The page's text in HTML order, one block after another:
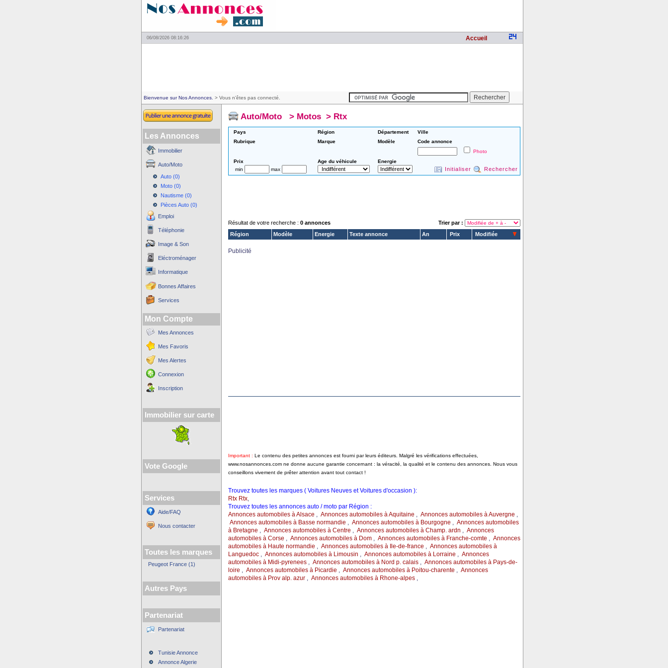
06/08/2026 08:16:26 Accueil
Bienvenue sur Nos Annonces. > Vous n'êtes pas connecté.
Les Annonces
Immobilier
Auto/Moto
Auto (0)
Moto (0)
Nautisme (0)
Pièces Auto (0)
Emploi
Téléphonie
Image & Son
Eléctroménager
Informatique
Bonnes Affaires
Services
Mon Compte
Mes Annonces
Mes Favoris
Mes Alertes
Connexion
Inscription
Immobilier sur carte
Vote Google
Services
Aide/FAQ
Nous contacter
Toutes les marques
Peugeot France (1)
Autres Pays
Partenariat
Partenariat
Tunisie Annonce
Annonce Algerie
Auto/Moto > Motos> Rtx
Pays Région Département
Ville
Rubrique
Marque Modèle
Code annonce
Photo
Prix
Age du véhicule
Energie
min
max Initialiser Rechercher
Résultat de votre recherche : 0 annonces
Trier par :
Région
Modèle Energie Texte annonce An Prix Modifiée
Publicité
Important : Le contenu des petites annonces est fourni par leurs éditeurs. Malgré les vérifications effectuées,
www.nosannonces.com ne donne aucune garantie concernant : la véracité, la qualité et le contenu des annonces. Nous vous
conseillons vivement de prêter attention avant tout contact !
Trouvez toutes les marques ( Voitures Neuves et Voitures d'occasion ):
Rtx Rtx,
Trouvez toutes les annonces auto / moto par Région :
Annonces automobiles à Alsace , Annonces automobiles à Aquitaine , Annonces automobiles à Auvergne ,
Annonces automobiles à Basse normandie , Annonces automobiles à Bourgogne , Annonces automobiles
à Bretagne , Annonces automobiles à Centre , Annonces automobiles à Champ. ardn , Annonces
automobiles à Corse , Annonces automobiles à Dom, Annonces automobiles à Franche-comte , Annonces
automobiles à Haute normandie , Annonces automobiles à Ile-de-france , Annonces automobiles à
Languedoc, Annonces automobiles à Limousin , Annonces automobiles à Lorraine , Annonces
automobiles à Midi-pyrenees, Annonces automobiles à Nord p. calais, Annonces automobiles à Pays-de-
loire , Annonces automobiles à Picardie , Annonces automobiles à Poitou-charente , Annonces
automobiles à Prov alp. azur, Annonces automobiles à Rhone-alpes,